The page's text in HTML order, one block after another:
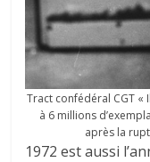
Tract confédéral CGT
à 6 millions
après la
1972 est aussi